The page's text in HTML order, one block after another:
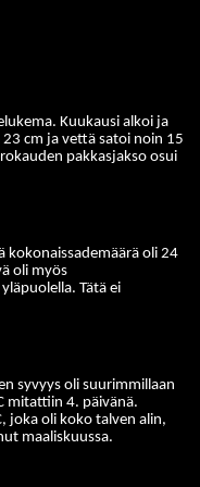
Kuukausi alkoi ja
cm ja vettä satoi noin 15
pakkasjakso osui
kokonaissademäärä oli 24
oli myös
Tätä ei
syvyys oli suurimmillaan
mitattiin 4. päivänä.
joka oli koko talven alin,
maaliskuussa.